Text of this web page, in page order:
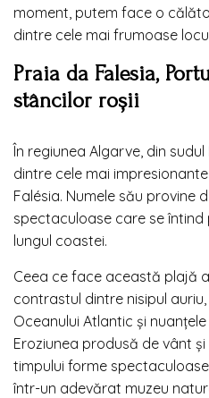
moment, putem face o
dintre cele mai frumoase
Praia da Falesia,
stâncilor roșii
În regiunea Algarve, din
dintre cele mai
Falésia. Numele său provine
spectaculoase care se întind
lungul coastei.
Ceea ce face această plajă
contrastul dintre nisipul
Oceanului Atlantic și
Eroziunea produsă de vânt
timpului forme
într-un adevărat muzeu